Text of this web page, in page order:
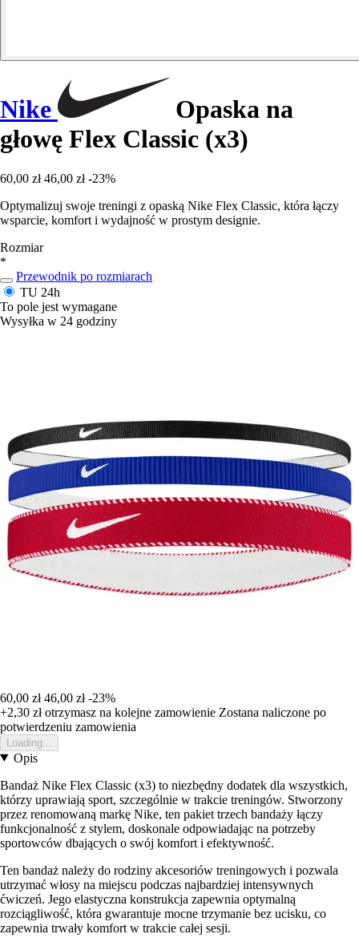
Nike
Opaska na
głowę Flex Classic (x3)
60,00 zł 46,00 zł -23%
Optymalizuj swoje treningi z opaską Nike Flex Classic, która łączy
wsparcie, komfort i wydajność w prostym designie.
Rozmiar
*
Przewodnik po rozmiarach
TU 24h
To pole jest wymagane
Wysyłka w 24 godziny
60,00 zł 46,00 zł -23%
+2,30 złotrzymasz na kolejne zamowienie Zostana naliczone po
potwierdzeniu zamowienia
Loading...
Opis
Bandaż Nike Flex Classic (x3) to niezbędny dodatek dla wszystkich,
którzy uprawiają sport, szczególnie w trakcie treningów. Stworzony
przez renomowaną markę Nike, ten pakiet trzech bandaży łączy
funkcjonalność z stylem, doskonale odpowiadając na potrzeby
sportowców dbających o swój komfort i efektywność.
Ten bandaż należy do rodziny akcesoriów treningowych i pozwala
utrzymać włosy na miejscu podczas najbardziej intensywnych
ćwiczeń. Jego elastyczna konstrukcja zapewnia optymalną
rozciągliwość, która gwarantuje mocne trzymanie bez ucisku, co
zapewnia trwały komfort w trakcie całej sesji.